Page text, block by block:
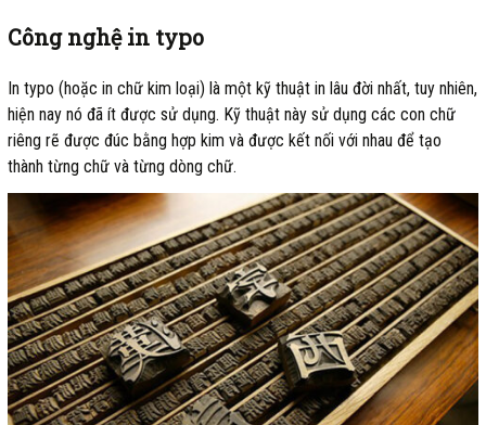
Công nghệ in typo
In typo (hoặc in chữ kim loại) là một kỹ thuật in lâu đời nhất, tuy nhiên,
hiện nay nó đã ít được sử dụng. Kỹ thuật này sử dụng các con chữ
riêng rẽ được đúc bằng hợp kim và được kết nối với nhau để tạo
thành từng chữ và từng dòng chữ.